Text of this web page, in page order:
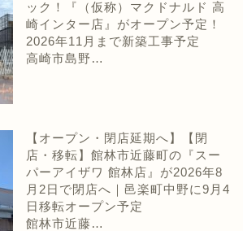
ック！『（仮称）マクドナルド 高
崎インター店』がオープン予定！
2026年11月まで新築工事予定
高崎市島野…
【オープン・閉店延期へ】【閉
店・移転】館林市近藤町の『スー
パーアイザワ 館林店』が2026年8
月2日で閉店へ｜邑楽町中野に9月4
日移転オープン予定
館林市近藤…